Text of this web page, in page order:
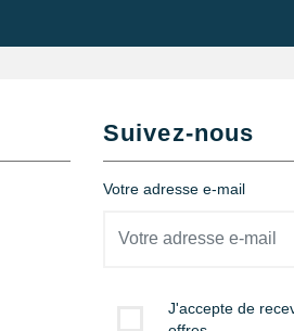
Suivez-nous
Votre adresse e-mail
J'accepte de